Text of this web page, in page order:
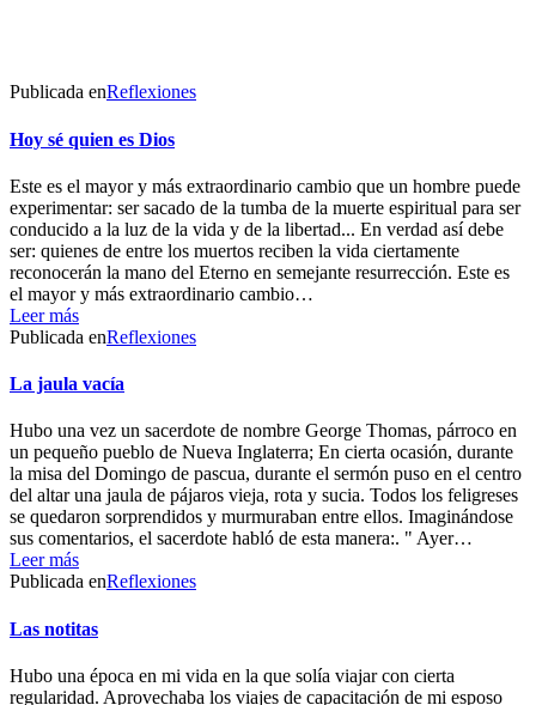
Publicada enReflexiones
Hoy sé quien es Dios
Este es el mayor y más extraordinario cambio que un hombre puede
experimentar: ser sacado de la tumba de la muerte espiritual para ser
conducido a la luz de la vida y de la libertad... En verdad así debe
ser: quienes de entre los muertos reciben la vida ciertamente
reconocerán la mano del Eterno en semejante resurrección. Este es
el mayor y más extraordinario cambio…
Leer más
Publicada enReflexiones
La jaula vacía
Hubo una vez un sacerdote de nombre George Thomas, párroco en
un pequeño pueblo de Nueva Inglaterra; En cierta ocasión, durante
la misa del Domingo de pascua, durante el sermón puso en el centro
del altar una jaula de pájaros vieja, rota y sucia. Todos los feligreses
se quedaron sorprendidos y murmuraban entre ellos. Imaginándose
sus comentarios, el sacerdote habló de esta manera:. " Ayer…
Leer más
Publicada enReflexiones
Las notitas
Hubo una época en mi vida en la que solía viajar con cierta
regularidad. Aprovechaba los viajes de capacitación de mi esposo